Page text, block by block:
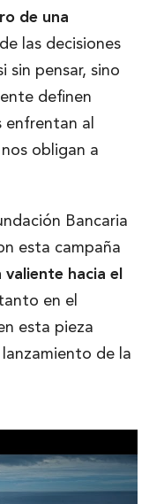
de una
las decisiones
sin pensar, sino
definen
enfrentan al
obligan a
Bancaria
esta campaña
valiente hacia el
en el
esta pieza
de la